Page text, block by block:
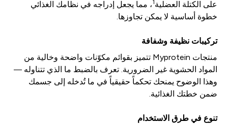
على الكتلة العضلية1، مما يجعل إدراجه في نظامك الغذائي
خطوة أساسية لا يمكن تجاوزها.
تركيبات نظيفة وشفافة
منتجات Myprotein تتميز بقوائم مكوّنات واضحة وخالية من
المواد الحشوية غير الضرورية. تعرف بالضبط ما الذي تتناوله —
وهذا الوضوح يمنحك تحكماً حقيقياً في ما تُدخله إلى جسمك
ضمن خطتك الغذائية.
تنوع في طرق الاستخدام